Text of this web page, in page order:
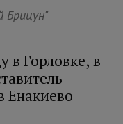
Брицун"
в Горловке, в
Енакиево